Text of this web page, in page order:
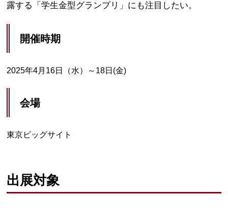
露する「学生金型グランプリ」にも注目したい。
開催時期
2025年4月16日（水）～18日(金)
会場
東京ビッグサイト
出展対象